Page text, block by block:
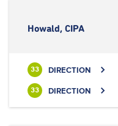
Howald, CIPA
33 DIRECTION
33 DIRECTION